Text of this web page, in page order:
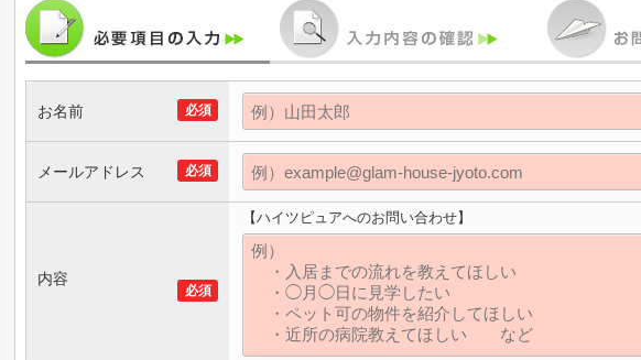
必須
お名前
必須
メールアドレス
必須
内容
【ハイツピュアへのお問い合わせ】